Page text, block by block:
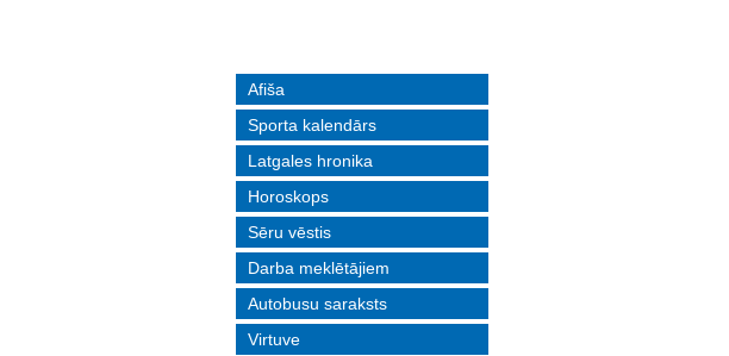
Afiša
Sporta kalendārs
Latgales hronika
Horoskops
Sēru vēstis
Darba meklētājiem
Autobusu saraksts
Virtuve